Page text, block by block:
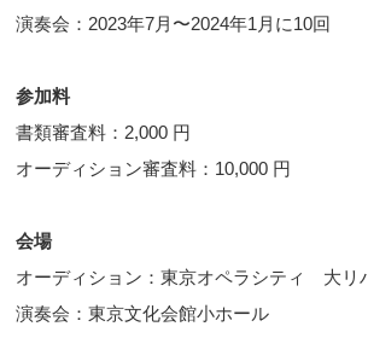
演奏会：2023年7月〜2024年1月に10回
参加料
書類審査料：2,000 円
オーディション審査料：10,000 円
会場
オーディション：東京オペラシティ 大リ
演奏会：東京文化会館小ホール